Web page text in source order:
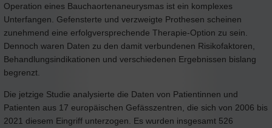
Operation eines Bauchaortenaneurysmas ist ein komplexes
Unterfangen. Gefensterte und verzweigte Prothesen scheinen
zunehmend eine erfolgversprechende Therapie-Option zu sein.
Dennoch waren Daten zu den damit verbundenen Risikofaktoren,
Behandlungsindikationen und verschiedenen Ergebnissen bislang
begrenzt.
Die jetzige Studie analysierte die Daten von Patientinnen und
Patienten aus 17 europäischen Gefässzentren, die sich von 2006 bis
2021 diesem Eingriff unterzogen. Es wurden insgesamt 526